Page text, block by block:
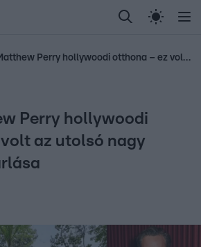
Randi Celeb vagyok,
Most Wanted Gallusz
Elkelt Matthew Perry hollywoodi otthona – ez volt az utolsó nagy ingatlanvásárlása
Perry hollywoodi
az utolsó nagy